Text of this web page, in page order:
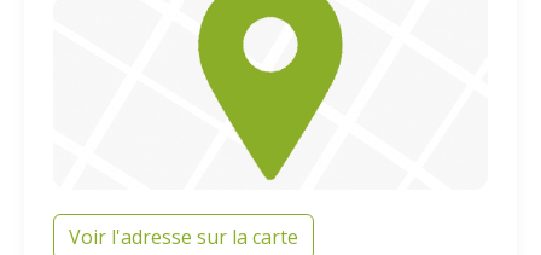
Voir l'adresse sur la carte